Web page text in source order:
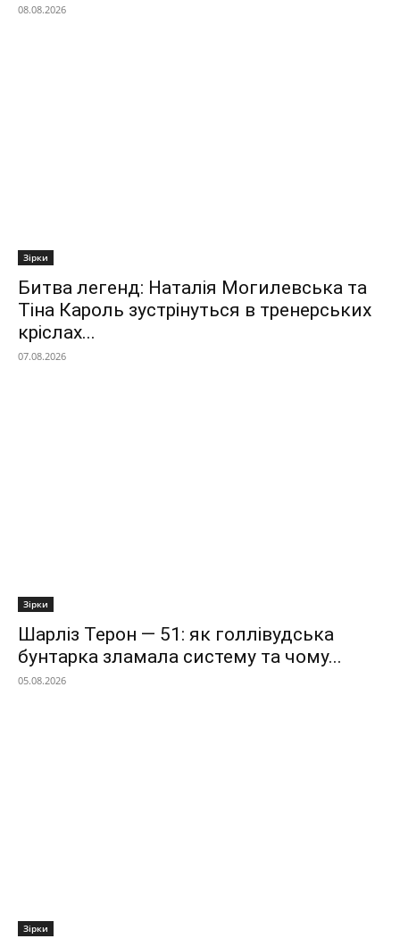
08.08.2026
Зірки
Битва легенд: Наталія Могилевська та
Тіна Кароль зустрінуться в тренерських
кріслах...
07.08.2026
Зірки
Шарліз Терон — 51: як голлівудська
бунтарка зламала систему та чому...
05.08.2026
Зірки